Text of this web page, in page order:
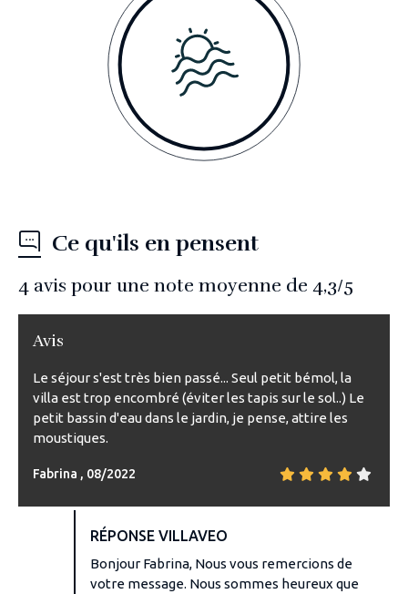
Ce qu'ils en pensent
4 avis pour une note moyenne de 4,3/5
Avis
Le séjour s'est très bien passé... Seul petit bémol, la
villa est trop encombré (éviter les tapis sur le sol..) Le
petit bassin d'eau dans le jardin, je pense, attire les
moustiques.
Fabrina , 08/2022
RÉPONSE VILLAVEO
Bonjour Fabrina, Nous vous remercions de
votre message. Nous sommes heureux que